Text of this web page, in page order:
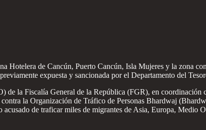
de Cancún, Puerto Cancún, Isla Mujeres y la zona
expuesta y sancionada por el Departamento del
la Fiscalía General de la República (FGR), en coordinación
la Organización de Tráfico de Personas Bhardwaj
de traficar miles de migrantes de Asia, Europa, Medio